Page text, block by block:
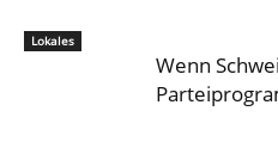
Lokales
Wenn